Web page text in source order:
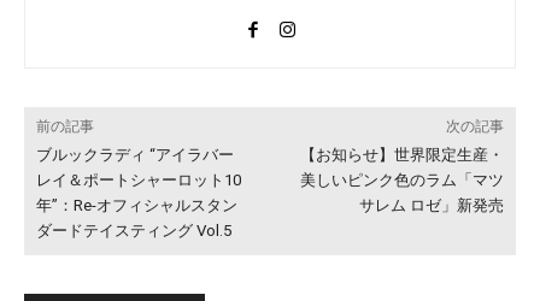
前の記事
ブルックラディ “アイラバー
レイ＆ポートシャーロット10
年”：Re-オフィシャルスタン
ダードテイスティング Vol.5
次の記事
【お知らせ】世界限定生産・
美しいピンク色のラム「マツ
サレム ロゼ」新発売